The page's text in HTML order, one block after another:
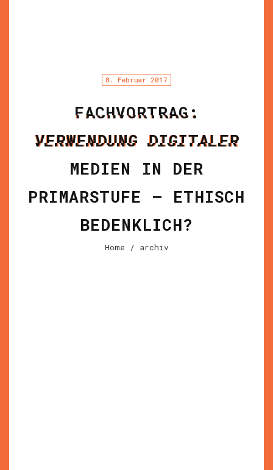
8. Februar 2017
FACHVORTRAG:
VERWENDUNG DIGITALER
MEDIEN IN DER
PRIMARSTUFE – ETHISCH
BEDENKLICH?
Home / archiv